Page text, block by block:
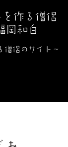
作る僧侶
岡和白
僧侶のサイト～